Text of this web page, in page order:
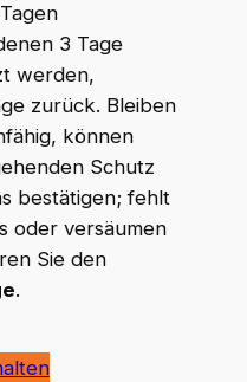
3 Tage
werden,
zurück. Bleiben
können
Schutz
bestätigen; fehlt
oder versäumen
Sie den
.